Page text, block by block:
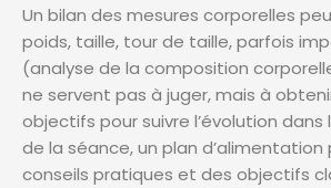
Un bilan des mesures corporelles
poids, taille, tour de taille, parfois
(analyse de la composition
ne servent pas à juger, mais à
objectifs pour suivre l’évolution dans
de la séance, un plan d’alimentation
conseils pratiques et des objectifs